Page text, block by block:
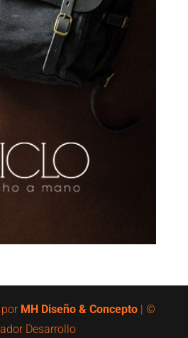
por MH Diseño & Concepto | ©
Desarrollo